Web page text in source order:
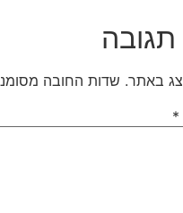
באתר. שדות החובה
*